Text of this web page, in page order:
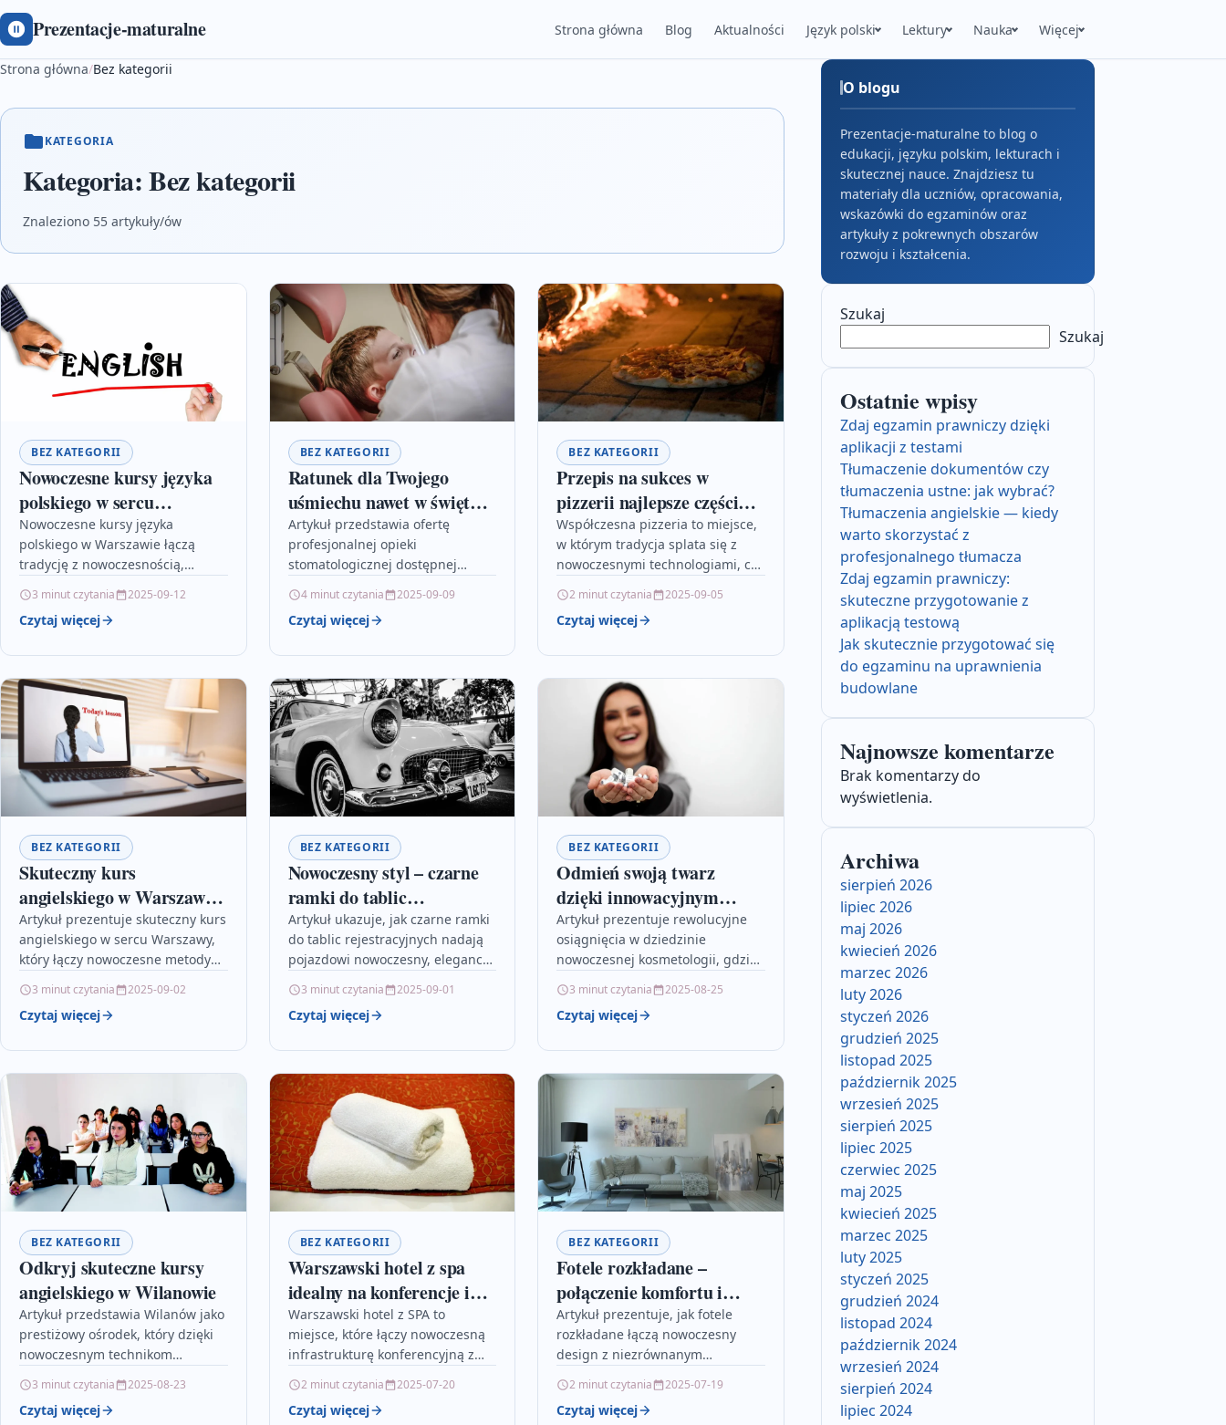
Prezentacje-maturalne Strona główna Blog Aktualności Język polski Lektury Nauka Więcej
Strona główna/Bez kategorii
KATEGORIA
Kategoria:Bez kategorii
Znaleziono 55 artykuły/ów
BEZ KATEGORII
Nowoczesne kursy języka
polskiego w sercu
Warszawy
Nowoczesne kursy języka
polskiego w Warszawie łączą
tradycję z nowoczesnością,
technologie i interaktywne
metody nauczania, co pozwala na
3 minut czytania 2025-09-12
Czytaj więcej
BEZ KATEGORII
Ratunek dla Twojego
uśmiechu nawet w święta i
niedziele
Artykuł przedstawia ofertę
profesjonalnej opieki
stomatologicznej dostępnej
zapewnia pacjentom wsparcie na
najwyższym poziomie niezależnie
4 minut czytania 2025-09-09
Czytaj więcej
BEZ KATEGORII
Przepis na sukces w
pizzerii najlepsze części
gastronomiczne
Współczesna pizzeria to miejsce,
w którym tradycja splata się z
nowoczesnymi technologiami, co
sukcesów. Inwestycje w
innowacyjne systemy pieczenia,
2 minut czytania 2025-09-05
Czytaj więcej
BEZ KATEGORII
Skuteczny kurs
angielskiego w Warszawie
– Twoja droga do sukcesu
językowego
Artykuł prezentuje skuteczny kurs
angielskiego w sercu Warszawy,
który łączy nowoczesne metody
podejściem do każdego
uczestnika. Dzięki interaktywnym
3 minut czytania 2025-09-02
Czytaj więcej
BEZ KATEGORII
Nowoczesny styl – czarne
ramki do tablic
rejestracyjnych, które
wyróżnią Twój samochód
Artykuł ukazuje, jak czarne ramki
do tablic rejestracyjnych nadają
pojazdowi nowoczesny, elegancki
unikalny charakter. Połączenie
klasyki z innowacyjnymi
3 minut czytania 2025-09-01
Czytaj więcej
BEZ KATEGORII
Odmień swoją twarz
dzięki innowacyjnym
zabiegom
kosmetologicznym
Artykuł prezentuje rewolucyjne
osiągnięcia w dziedzinie
nowoczesnej kosmetologii, gdzie
umożliwiają kompleksową
odmianę twarzy i poprawę
3 minut czytania 2025-08-25
Czytaj więcej
BEZ KATEGORII
Odkryj skuteczne kursy
angielskiego w Wilanowie
Artykuł przedstawia Wilanów jako
prestiżowy ośrodek, który dzięki
nowoczesnym technikom
oferuje kursy idealne zarówno dla
początkujących, jak i
3 minut czytania 2025-08-23
Czytaj więcej
BEZ KATEGORII
Warszawski hotel z spa
idealny na konferencje i
weekendowy wypoczynek
Warszawski hotel z SPA to
miejsce, które łączy nowoczesną
infrastrukturę konferencyjną z
oferując kompleksową obsługę
zarówno dla osób prowadzących
2 minut czytania 2025-07-20
Czytaj więcej
BEZ KATEGORII
Fotele rozkładane –
połączenie komfortu i
nowoczesności
Artykuł prezentuje, jak fotele
rozkładane łączą nowoczesny
design z niezrównanym
elegancką estetykę, ale także
funkcjonalne rozwiązania do
2 minut czytania 2025-07-19
Czytaj więcej
O blogu
Prezentacje-maturalne to blog o
edukacji, języku polskim, lekturach i
skutecznej nauce. Znajdziesz tu
materiały dla uczniów, opracowania,
wskazówki do egzaminów oraz
artykuły z pokrewnych obszarów
rozwoju i kształcenia.
Szukaj
Szukaj
Ostatnie wpisy
Zdaj egzamin prawniczy dzięki
aplikacji z testami
Tłumaczenie dokumentów czy
tłumaczenia ustne: jak wybrać?
Tłumaczenia angielskie — kiedy
warto skorzystać z
profesjonalnego tłumacza
Zdaj egzamin prawniczy:
skuteczne przygotowanie z
aplikacją testową
Jak skutecznie przygotować się
do egzaminu na uprawnienia
budowlane
Najnowsze komentarze
Brak komentarzy do
wyświetlenia.
Archiwa
sierpień 2026
lipiec 2026
maj 2026
kwiecień 2026
marzec 2026
luty 2026
styczeń 2026
grudzień 2025
listopad 2025
październik 2025
wrzesień 2025
sierpień 2025
lipiec 2025
czerwiec 2025
maj 2025
kwiecień 2025
marzec 2025
luty 2025
styczeń 2025
grudzień 2024
listopad 2024
październik 2024
wrzesień 2024
sierpień 2024
lipiec 2024